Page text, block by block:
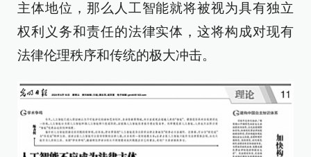
主体地位，那么人工智能就将被视为具有独立
权利义务和责任的法律实体，这将构成对现有
法律伦理秩序和传统的极大冲击。